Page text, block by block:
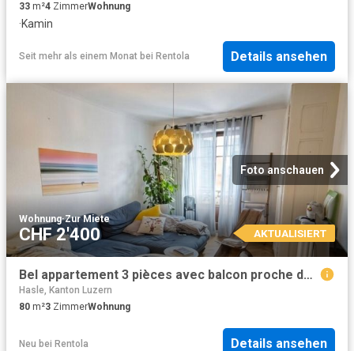
33 m²4 ZimmerWohnung
·Kamin
Seit mehr als einem Monat bei Rentola Details ansehen
Foto anschauen
Wohnung·Zur Miete
CHF 2'400 AKTUALISIERT
Bel appartement 3 pièces avec balcon proche du parc des Eaux Vives
Hasle, Kanton Luzern
80 m²3 ZimmerWohnung
Neu bei Rentola Details ansehen